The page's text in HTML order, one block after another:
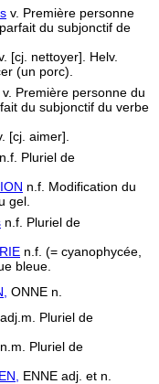
v. Première personne
du subjonctif de
[cj. nettoyer]. Helv.
(un porc).
v. Première personne du
du subjonctif du verbe
[cj. aimer].
n.f. Pluriel de
n.f. Modification du
gel.
n.f. Pluriel de
n.f. (= cyanophycée,
bleue.
ONNE n.
adj.m. Pluriel de
n.m. Pluriel de
ENNE adj. et n.